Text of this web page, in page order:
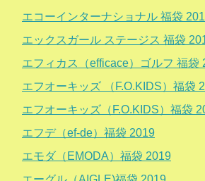
エコーインターナショナル 福袋
エックスガール ステージス 福袋
エフィカス（efficace）ゴルフ 福袋
エフオーキッズ （F.O.KIDS）福袋
エフオーキッズ（F.O.KIDS）福袋
エフデ（ef-de）福袋 2019
エモダ（EMODA）福袋 2019